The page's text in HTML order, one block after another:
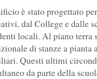
è stato progettato
dal College e dalle
locali. Al piano terra
di stanze a
Questi ultimi
da parte della